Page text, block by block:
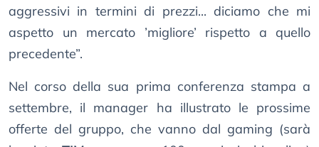
aggressivi in termini di prezzi... diciamo che mi
aspetto un mercato ’migliore’ rispetto a quello
precedente”.
Nel corso della sua prima conferenza stampa a
settembre, il manager ha illustrato le prossime
offerte del gruppo, che vanno dal gaming (sarà